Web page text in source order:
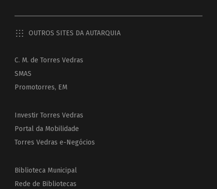
OUTROS SITES DA AUTARQUIA
C. M. de Torres Vedras
SMAS
Promotorres, EM
Investir Torres Vedras
Portal da Mobilidade
Torres Vedras e-Negócios
Biblioteca Municipal
Rede de Bibliotecas